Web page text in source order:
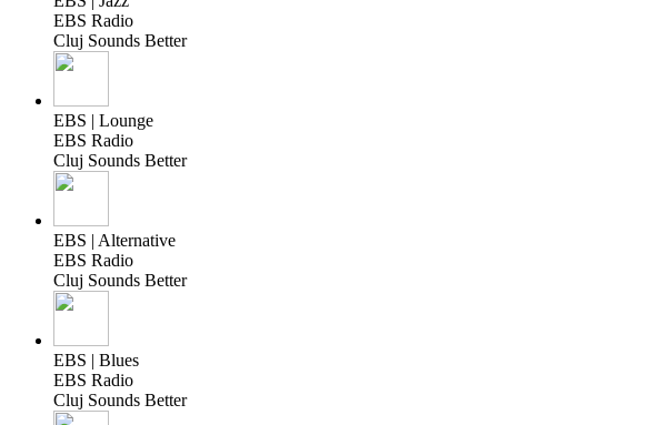
EBS Radio
Cluj Sounds Better
EBS | Lounge
EBS Radio
Cluj Sounds Better
EBS | Alternative
EBS Radio
Cluj Sounds Better
EBS | Blues
EBS Radio
Cluj Sounds Better